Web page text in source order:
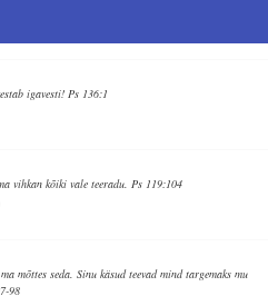
igavesti! Ps 136:1
vihkan kõiki vale teeradu. Ps 119:104
mõttes seda. Sinu käsud teevad mind targemaks mu
98